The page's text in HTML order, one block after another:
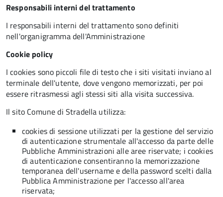
Responsabili interni del trattamento
I responsabili interni del trattamento sono definiti
nell'organigramma dell'Amministrazione
Cookie policy
I cookies sono piccoli file di testo che i siti visitati inviano al
terminale dell'utente, dove vengono memorizzati, per poi
essere ritrasmessi agli stessi siti alla visita successiva.
Il sito Comune di Stradella utilizza:
cookies di sessione utilizzati per la gestione del servizio
di autenticazione strumentale all'accesso da parte delle
Pubbliche Amministrazioni alle aree riservate; i cookies
di autenticazione consentiranno la memorizzazione
temporanea dell'username e della password scelti dalla
Pubblica Amministrazione per l'accesso all'area
riservata;